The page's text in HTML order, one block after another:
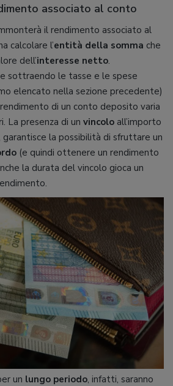
associato al conto
il rendimento associato al
calcolare l’entità della somma che
dell’interesse netto.
sottraendo le tasse e le spese
elencato nella sezione precedente)
di un conto deposito varia
La presenza di un vincolo all’importo
la possibilità di sfruttare un
(e quindi ottenere un rendimento
la durata del vincolo gioca un
un lungo periodo, infatti, saranno